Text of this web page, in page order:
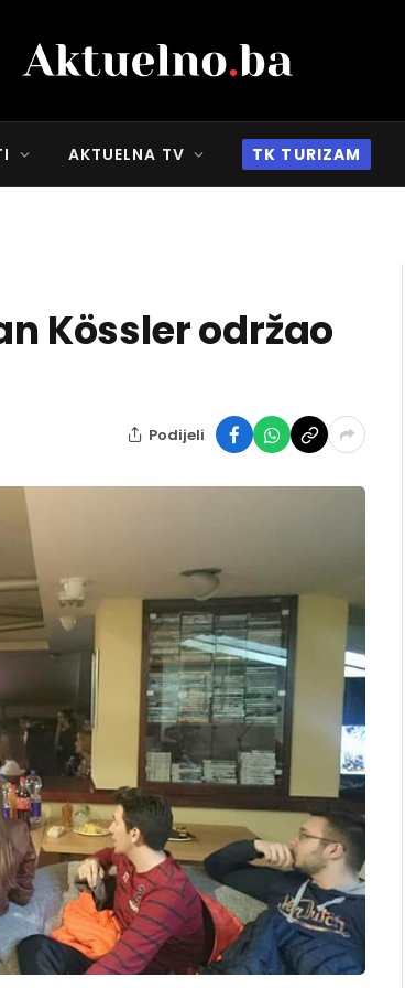
AKTUELNA TV TK TURIZAM
Kössler održao
Podijeli